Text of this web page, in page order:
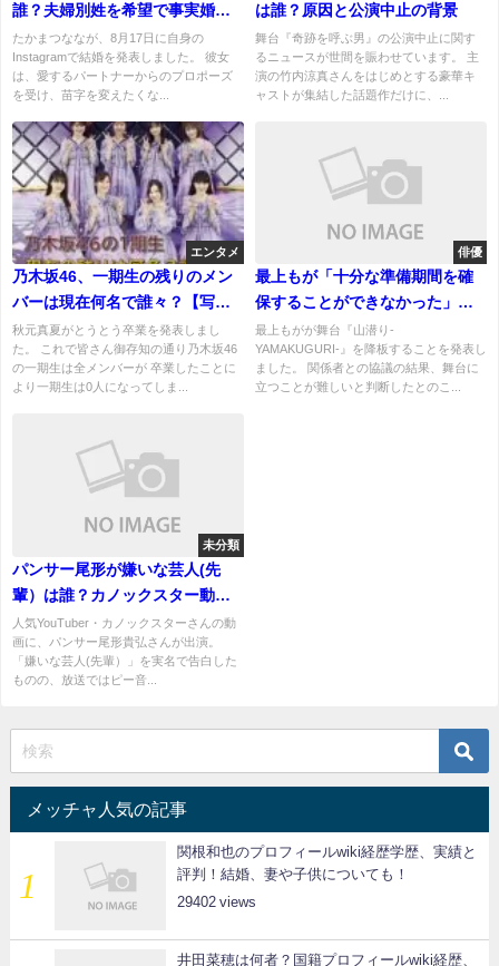
誰？夫婦別姓を希望で事実婚を
選択！出会いと馴れ初めは？
たかまつななが、8月17日に自身の
Instagramで結婚を発表しました。 彼女
は、愛するパートナーからのプロポーズ
を受け、苗字を変えたくな...
は誰？原因と公演中止の背景
舞台『奇跡を呼ぶ男』の公演中止に関す
るニュースが世間を賑わせています。 主
演の竹内涼真さんをはじめとする豪華キ
ャストが集結した話題作だけに、...
エンタメ
乃木坂46、一期生の残りのメン
バーは現在何名で誰々？【写真
あり】卒業生出現時に随時更新
記事
秋元真夏がとうとう卒業を発表しまし
た。 これで皆さん御存知の通り乃木坂46
の一期生は全メンバーが 卒業したことに
より一期生は0人になってしま...
俳優
最上もが「十分な準備期間を確
保することができなかった」理
由とは？舞台『山潜り』を降
板！
最上もがが舞台『山潜り-
YAMAKUGURI-』を降板することを発表し
ました。 関係者との協議の結果、舞台に
立つことが難しいと判断したとのこ...
未分類
パンサー尾形が嫌いな芸人(先
輩）は誰？カノックスター動画
で暴露された「裏の顔」と特定
ヒントまとめ
人気YouTuber・カノックスターさんの動
画に、パンサー尾形貴弘さんが出演。
「嫌いな芸人(先輩）」を実名で告白した
ものの、放送ではピー音...
メッチャ人気の記事
関根和也のプロフィールwiki経歴学歴、実績と
評判！結婚、妻や子供についても！
29402
井田菜穂は何者？国籍プロフィールwiki経歴、